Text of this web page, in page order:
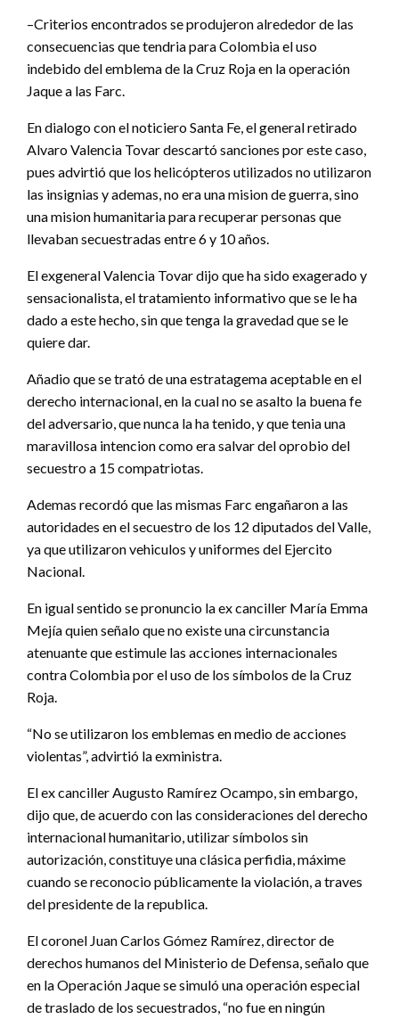
–Criterios encontrados se produjeron alrededor de las
consecuencias que tendria para Colombia el uso
indebido del emblema de la Cruz Roja en la operación
Jaque a las Farc.
En dialogo con el noticiero Santa Fe, el general retirado
Alvaro Valencia Tovar descartó sanciones por este caso,
pues advirtió que los helicópteros utilizados no utilizaron
las insignias y ademas, no era una mision de guerra, sino
una mision humanitaria para recuperar personas que
llevaban secuestradas entre 6 y 10 años.
El exgeneral Valencia Tovar dijo que ha sido exagerado y
sensacionalista, el tratamiento informativo que se le ha
dado a este hecho, sin que tenga la gravedad que se le
quiere dar.
Añadio que se trató de una estratagema aceptable en el
derecho internacional, en la cual no se asalto la buena fe
del adversario, que nunca la ha tenido, y que tenia una
maravillosa intencion como era salvar del oprobio del
secuestro a 15 compatriotas.
Ademas recordó que las mismas Farc engañaron a las
autoridades en el secuestro de los 12 diputados del Valle,
ya que utilizaron vehiculos y uniformes del Ejercito
Nacional.
En igual sentido se pronuncio la ex canciller María Emma
Mejía quien señalo que no existe una circunstancia
atenuante que estimule las acciones internacionales
contra Colombia por el uso de los símbolos de la Cruz
Roja.
“No se utilizaron los emblemas en medio de acciones
violentas”, advirtió la exministra.
El ex canciller Augusto Ramírez Ocampo, sin embargo,
dijo que, de acuerdo con las consideraciones del derecho
internacional humanitario, utilizar símbolos sin
autorización, constituye una clásica perfidia, máxime
cuando se reconocio públicamente la violación, a traves
del presidente de la republica.
El coronel Juan Carlos Gómez Ramírez, director de
derechos humanos del Ministerio de Defensa, señalo que
en la Operación Jaque se simuló una operación especial
de traslado de los secuestrados, “no fue en ningún